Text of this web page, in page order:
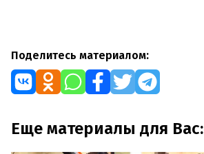
Поделитесь материалом:
Еще материалы для Вас: